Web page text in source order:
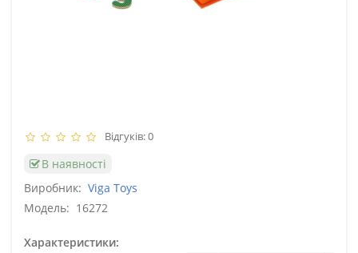
Відгуків: 0
В наявності
Виробник: Viga Toys
Модель: 16272
Характеристики: